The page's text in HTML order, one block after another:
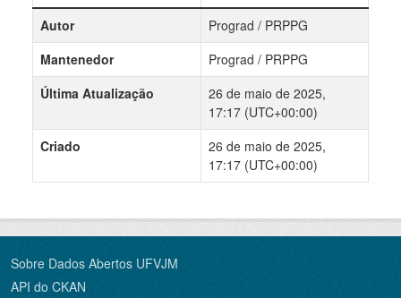
Autor
Prograd / PRPPG
Mantenedor
Prograd / PRPPG
Última Atualização
26 de maio de 2025,
17:17 (UTC+00:00)
Criado
26 de maio de 2025,
17:17 (UTC+00:00)
Sobre Dados Abertos UFVJM
API do CKAN